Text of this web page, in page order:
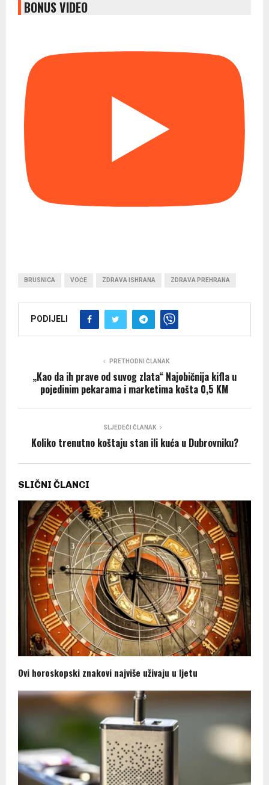
BONUS VIDEO
BRUSNICA VOĆE ZDRAVA ISHRANA ZDRAVA PREHRANA
PODIJELI
PRETHODNI ČLANAK
„Kao da ih prave od suvog zlata“ Najobičnija kifla u
pojedinim pekarama i marketima košta 0,5 KM
SLJEDEĆI ČLANAK
Koliko trenutno koštaju stan ili kuća u Dubrovniku?
SLIČNI ČLANCI
Ovi horoskopski znakovi najviše uživaju u ljetu